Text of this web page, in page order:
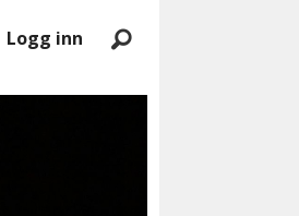
Logg inn